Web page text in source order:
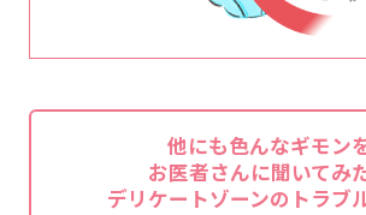
他にも色んなギモン
お医者さんに聞いてみ
デリケートゾーンのトラブ